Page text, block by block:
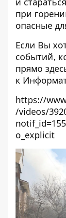
при
опасные
Если Вы
событий,
прямо
к
https://
/videos/
o_explicit